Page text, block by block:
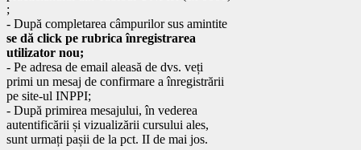
;
- După completarea câmpurilor sus amintite
se dă click pe rubrica înregistrarea
utilizator nou;
- Pe adresa de email aleasă de dvs. veți
primi un mesaj de confirmare a înregistrării
pe site-ul INPPI;
- După primirea mesajului, în vederea
autentificării și vizualizării cursului ales,
sunt urmați pașii de la pct. II de mai jos.